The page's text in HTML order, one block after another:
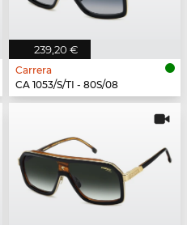
239,20 €
Carrera
CA 1053/S/TI - 80S/08